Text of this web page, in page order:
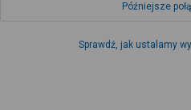
Późniejsze
Sprawdź, jak ustalamy